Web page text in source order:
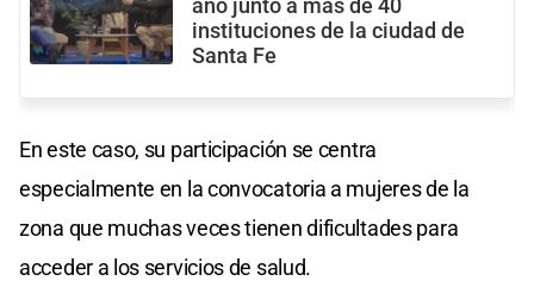
año junto a más de 40
instituciones de la ciudad de
Santa Fe
En este caso, su participación se centra
especialmente en la convocatoria a mujeres de la
zona que muchas veces tienen dificultades para
acceder a los servicios de salud.